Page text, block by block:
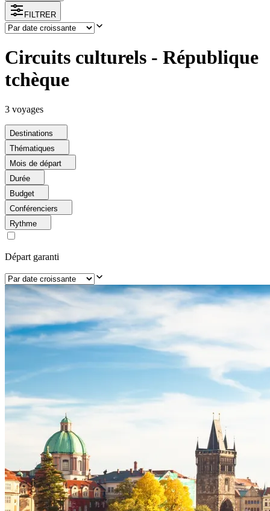
FILTRER
Circuits culturels - République
tchèque
3 voyages
Destinations
Thématiques
Mois de départ
Durée
Budget
Conférenciers
Rythme
Départ garanti